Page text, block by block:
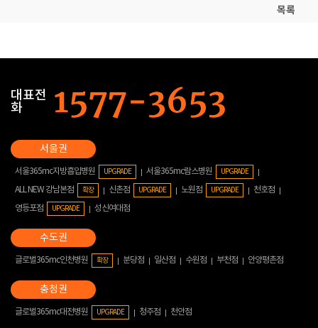
목록
대표전
화
서울365mc지방흡입병원 UPGRADE 서울365mc람스병원 UPGRADE
ALL NEW 강남본점 확장 신촌점 UPGRADE 노원점 UPGRADE
천호점
영등포점
UPGRADE 성신여대점
글로벌365mc인천병원 확장 분당점 일산점 수원점 부천점 안양평촌점
글로벌365mc대전병원 UPGRADE 청주점 천안점